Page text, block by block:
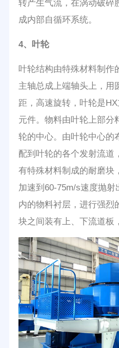
转产生气流，在涡动破碎
成内部自循环系统。
4、叶轮
叶轮结构由特殊材料制作
主轴总成上端轴头上，用
距，高速旋转，叶轮是
元件。物料由叶轮上部分
轮的中心。由叶轮中心的
配到叶轮的各个发射流道
有特殊材料制成的耐磨块
加速到60-75m/s速度抛
内的物料衬层，进行强烈
块之间装有上、下流道板